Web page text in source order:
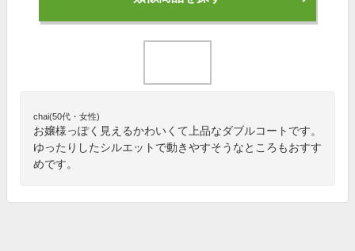
chai(50代・女性)
お嬢様っぽく見えるかわいくて上品なダブルコートです。
ゆったりしたシルエットで動きやすそうなところもおすす
めです。